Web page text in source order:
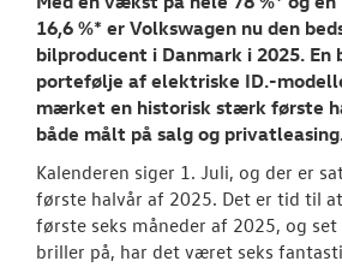
16,6 %* er Volkswagen nu den
bilproducent i Danmark i 2025.
portefølje af elektriske ID.-
mærket en historisk stærk første
både målt på salg og
Kalenderen siger 1. Juli, og der er
første halvår af 2025. Det er tid til
første seks måneder af 2025, og
briller på, har det været seks